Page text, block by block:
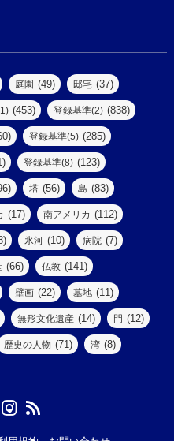
(5)
(6)
(1)
(1)
庭園 (49) 邸宅 (37)
(453) 登録基準(2) (838)
登録基準(5) (285)
登録基準(8) (123)
塔 (56) 島 (83)
(17) 南アメリカ (112)
氷河 (10) 病院 (7)
(66) 仏教 (141)
壁画 (22) 墓地 (11)
無形文化遺産 (14) 門 (12)
歴史の人物 (71) 湾 (8)